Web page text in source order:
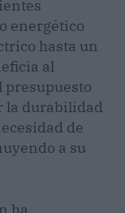
energético
hasta un
al
la durabilidad
de
a su
ha